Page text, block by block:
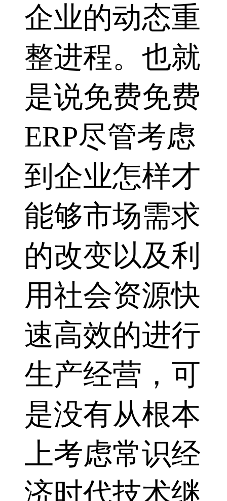
企业的动态重
整进程。也就
是说免费免费
ERP尽管考虑
到企业怎样才
能够市场需求
的改变以及利
用社会资源快
速高效的进行
生产经营，可
是没有从根本
上考虑常识经
济时代技术继